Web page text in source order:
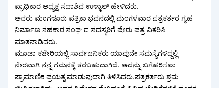
ಪ್ರಾಧಿಕಾರ ಅಧ್ಯಕ್ಷ ಸದಾಶಿವ ಉಳ್ಳಾಲ್ ಹೇಳಿದರು.
ಅವರು ಮಂಗಳೂರು ಪತ್ರಿಕಾ ಭವನದಲ್ಲಿ ಮಂಗಳವಾರ ಪತ್ರಕರ್ತರ ಗೃಹ
ನಿರ್ಮಾಣ ಸಹಕಾರ ಸಂಘ ದ ಸದಸ್ಯರಿಗೆ ಷೇರು ಪತ್ರ ವಿತರಿಸಿ
ಮಾತನಾಡಿದರು.
ಮೂಡಾ ಕಚೇರಿಯಲ್ಲಿ ಸಾರ್ವಜನಿಕರು ಯಾವುದೇ ಸಮಸ್ಯೆಗಳಿದ್ದಲ್ಲಿ
ನೇರವಾಗಿ ನನ್ನ ಗಮನಕ್ಕೆ ತರಬಹುದಾಗಿದೆ. ಅದನ್ನು ಬಗೆಹರಿಸಲು
ಪ್ರಾಮಾಣಿಕ ಪ್ರಯತ್ನ ಮಾಡುವುದಾಗಿ ತಿಳಿಸಿದರು.ಪತ್ರಕರ್ತರು ಶ್ರಮ